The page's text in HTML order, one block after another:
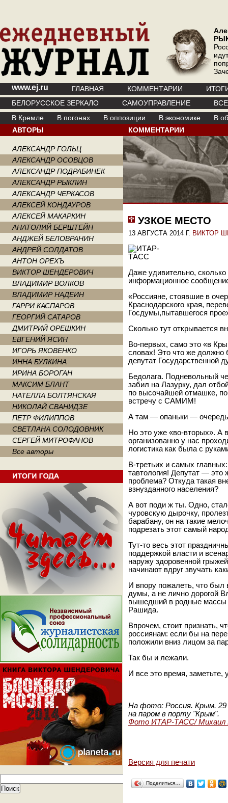
www.ej.ru ГЛАВНАЯ КОММЕНТАРИИ
БЕЛОРУССКОЕ ЗЕРКАЛО
САМОУПРАВЛЕНИЕ
В Кремле
В погонах В оппозиции В экономике
В
АВТОРЫ
АЛЕКСАНДР ГОЛЬЦ
АЛЕКСАНДР ОСОВЦОВ
АЛЕКСАНДР ПОДРАБИНЕК
АЛЕКСАНДР РЫКЛИН
АЛЕКСАНДР ЧЕРКАСОВ
АЛЕКСЕЙ КОНДАУРОВ
АЛЕКСЕЙ МАКАРКИН
АНАТОЛИЙ БЕРШТЕЙН
АНДЖЕЙ БЕЛОВРАНИН
АНДРЕЙ СОЛДАТОВ
АНТОН ОРЕХЪ
ВИКТОР ШЕНДЕРОВИЧ
ВЛАДИМИР ВОЛКОВ
ВЛАДИМИР НАДЕИН
ГАРРИ КАСПАРОВ
ГЕОРГИЙ САТАРОВ
ДМИТРИЙ ОРЕШКИН
ЕВГЕНИЙ ЯСИН
ИГОРЬ ЯКОВЕНКО
ИННА БУЛКИНА
ИРИНА БОРОГАН
МАКСИМ БЛАНТ
НАТЕЛЛА БОЛТЯНСКАЯ
НИКОЛАЙ СВАНИДЗЕ
ПЕТР ФИЛИППОВ
СВЕТЛАНА СОЛОДОВНИК
СЕРГЕЙ МИТРОФАНОВ
Все авторы
КОММЕНТАРИИ
УЗКОЕ МЕСТО
13 АВГУСТА 2014 Г. ВИКТОР
Даже удивительно,
информационное
«Россияне, стоявшие в
Краснодарского края,
Госдумы,пытавшегося
Сколько тут открывается
Во-первых, само это «в
словах! Это что же должно
депутат Государственной
Бедолага. Подневольный
забил на Лазурку, дал
по высочайшей отмашке,
встречу с САМИМ!
А там — опаньки — очередь
Но это уже «во-вторых». А
организованно у нас
логистика как была с
В-третьих и самых
тавтология! Депутат — это
проблема? Откуда такая
взнузданного населения?
А вот поди ж ты. Одно,
чуровскую дырочку,
барабану, он на такие
подрезать этот самый
Тут-то весь этот
поддержкой власти и
наружу здоровенной
начинают вдруг звучать
И впору пожалеть, что был
думы, а не лично дорогой
вышедший в родные массы
Рашида.
Впрочем, стоит признать,
россиянам: если бы на
положили вниз лицом за
Так бы и лежали.
И все это время,
На фото: Россия. Крым. 29
на паром в порту "Крым".
Фото ИТАР-ТАСС/ Михаил
Версия для печати
Поделиться…